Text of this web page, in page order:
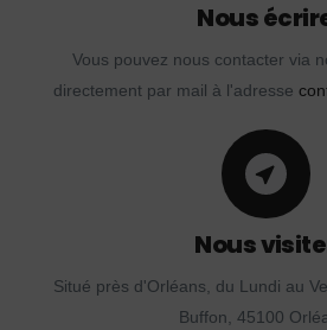
Nous
Vous pouvez nous contacter via
directement par mail à l'adresse
Nous
Situé près d'Orléans, du Lundi au
Buffon, 45100